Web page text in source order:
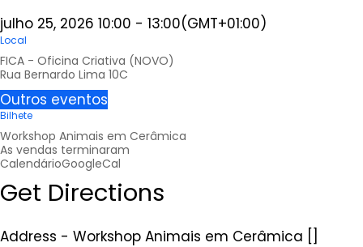
julho 25, 2026 10:00 - 13:00(GMT+01:00)
Local
FICA - Oficina Criativa (NOVO)
Rua Bernardo Lima 10C
Outros eventos
Bilhete
Workshop Animais em Cerâmica
As vendas terminaram
CalendárioGoogleCal
Get Directions
Address - Workshop Animais em Cerâmica []